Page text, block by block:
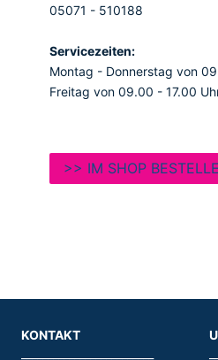
05071 - 510188
Servicezeiten:
Montag - Donnerstag von
Freitag von 09.00 - 17.00
>> IM SHOP
KONTAKT